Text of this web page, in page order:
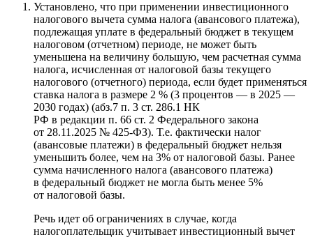
Установлено, что при применении инвестиционного
налогового вычета сумма налога (авансового платежа),
подлежащая уплате в федеральный бюджет в текущем
налоговом (отчетном) периоде, не может быть
уменьшена на величину большую, чем расчетная сумма
налога, исчисленная от налоговой базы текущего
налогового (отчетного) периода, если будет применяться
ставка налога в размере 2 % (3 процентов — в 2025 —
2030 годах) (абз.7 п. 3 ст. 286.1 НК
РФ в редакции п. 66 ст. 2 Федерального закона
от 28.11.2025 № 425-ФЗ). Т.е. фактически налог
(авансовые платежи) в федеральный бюджет нельзя
уменьшить более, чем на 3% от налоговой базы. Ранее
сумма начисленного налога (авансового платежа)
в федеральный бюджет не могла быть менее 5%
от налоговой базы.
Речь идет об ограничениях в случае, когда
налогоплательщик учитывает инвестиционный вычет